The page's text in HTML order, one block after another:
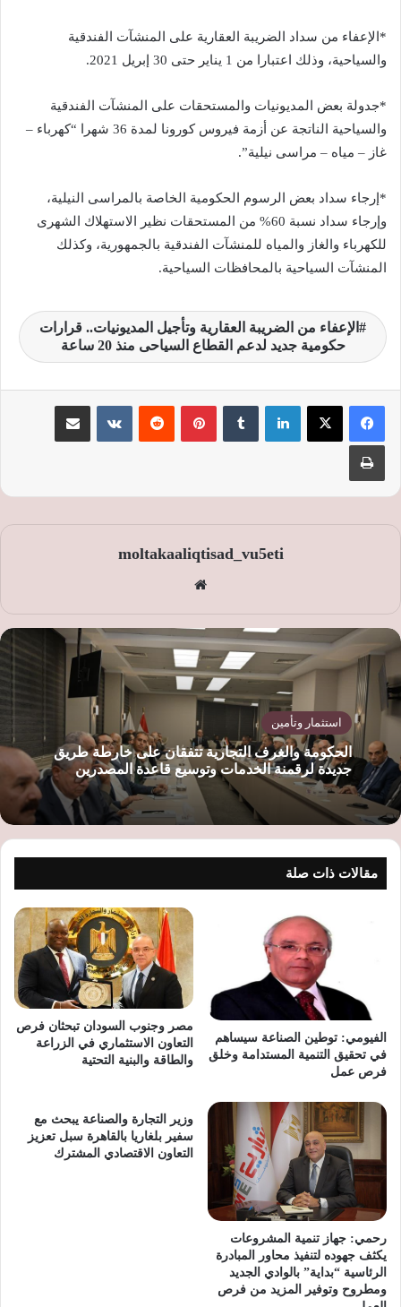
*الإعفاء من سداد الضريبة العقارية على المنشآت الفندقية
والسياحية، وذلك اعتبارا من 1 يناير حتى 30 إبريل 2021.
*جدولة بعض المديونيات والمستحقات على المنشآت الفندقية
والسياحية الناتجة عن أزمة فيروس كورونا لمدة 36 شهرا “كهرباء –
غاز – مياه – مراسى نيلية”.
*إرجاء سداد بعض الرسوم الحكومية الخاصة بالمراسى النيلية،
وإرجاء سداد نسبة 60% من المستحقات نظير الاستهلاك الشهرى
للكهرباء والغاز والمياه للمنشآت الفندقية بالجمهورية، وكذلك
المنشآت السياحية بالمحافظات السياحية.
الإعفاء من الضريبة العقارية وتأجيل المديونيات.. قرارات
حكومية جديد لدعم القطاع السياحى منذ 20 ساعة
لينكدإن بينتيريست
moltakaaliqtisad_vu5eti
الوي
ب
استثمار وتأمين
الحكومة والغرف التجارية تتفقان على خارطة طريق
جديدة لرقمنة الخدمات وتوسيع قاعدة المصدرين
مقالات ذات صلة
الفيومي: توطين الصناعة سيساهم
في تحقيق التنمية المستدامة وخلق
فرص عمل
مصر وجنوب السودان تبحثان فرص
التعاون الاستثماري في الزراعة
والطاقة والبنية التحتية
رحمي: جهاز تنمية المشروعات
يكثف جهوده لتنفيذ محاور المبادرة
الرئاسية “بداية” بالوادي الجديد
ومطروح وتوفير المزيد من فرص
وزير التجارة والصناعة يبحث مع
سفير بلغاريا بالقاهرة سبل تعزيز
التعاون الاقتصادي المشترك